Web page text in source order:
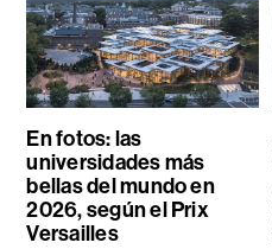
En fotos: las
universidades más
bellas del mundo en
2026, según el Prix
Versailles